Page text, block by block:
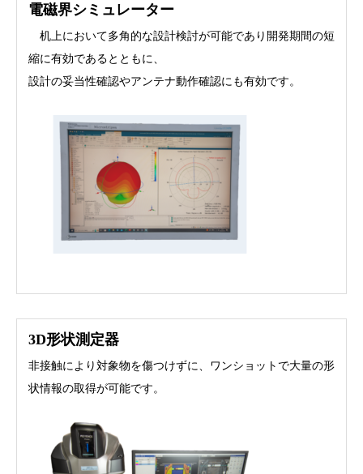
電磁界シミュレーター
机上において多角的な設計検討が可能であり開発期間の短
縮に有効であるとともに、
設計の妥当性確認やアンテナ動作確認にも有効です。
3D形状測定器
非接触により対象物を傷つけずに、ワンショットで大量の形
状情報の取得が可能です。